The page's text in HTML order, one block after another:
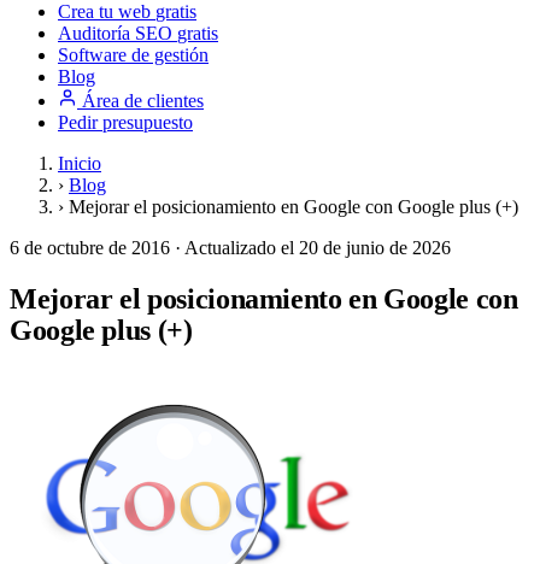
Crea tu web gratis
Auditoría SEO gratis
Software de gestión
Blog
Área de clientes
Pedir presupuesto
Inicio
› Blog
› Mejorar el posicionamiento en Google con Google plus (+)
6 de octubre de 2016 · Actualizado el 20 de junio de 2026
Mejorar el posicionamiento en Google con
Google plus (+)